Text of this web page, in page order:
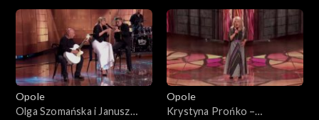
„Autobiografia. Jubileusz
Bogdana Olewicza”
„Niewiele ci mogę dać”. 63.
KFPP: Koncert
„Autobiografia. Jubileusz
Bogdana Olewicza”
Opole
Olga Szomańska i Janusz
Opole
Krystyna Prońko –